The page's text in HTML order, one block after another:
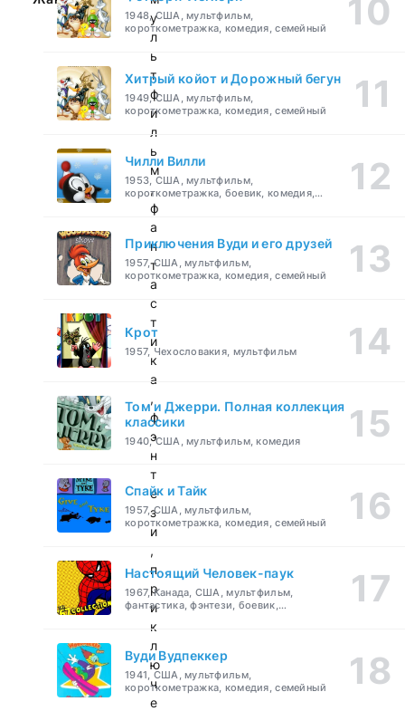
у
л
ь
т
ф
и
л
ь
м
,
ф
а
н
т
а
с
т
и
к
а
,
ф
э
н
т
е
з
и
,
п
р
и
к
л
ю
ч
е
1948, США, мультфильм,
короткометражка, комедия, семейный
Хитрый койот и Дорожный бегун
1949, США, мультфильм,
короткометражка, комедия, семейный
Чилли Вилли
1953, США, мультфильм,
короткометражка, боевик, комедия,
приключения, семейный
Приключения Вуди и его друзей
1957, США, мультфильм,
короткометражка, комедия, семейный
Крот
1957, Чехословакия, мультфильм
Том и Джерри. Полная коллекция
классики
1940, США, мультфильм, комедия
Спайк и Тайк
1957, США, мультфильм,
короткометражка, комедия, семейный
Настоящий Человек-паук
1967, Канада, США, мультфильм,
фантастика, фэнтези, боевик,
Вуди Вудпеккер
1941, США, мультфильм,
короткометражка, комедия, семейный